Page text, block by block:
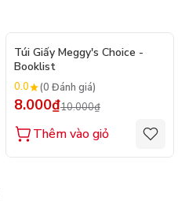
Túi Giấy Meggy's Choice -
Booklist
0.0 (0 Đánh giá)
8.000₫10.000₫
Thêm vào giỏ